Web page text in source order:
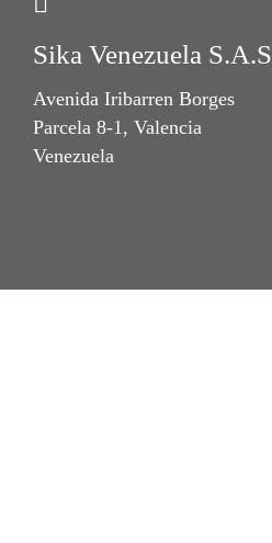
Sika Venezuela S.A.S
Avenida Iribarren Borges
Parcela 8-1, Valencia
Venezuela